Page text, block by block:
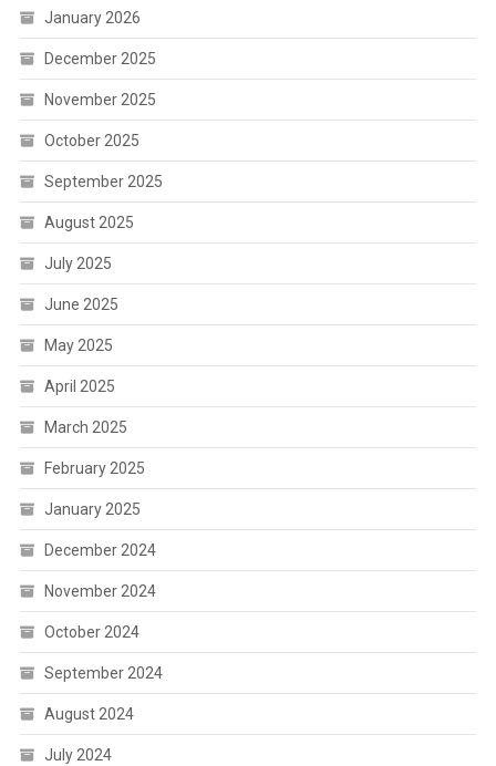
January 2026
December 2025
November 2025
October 2025
September 2025
August 2025
July 2025
June 2025
May 2025
April 2025
March 2025
February 2025
January 2025
December 2024
November 2024
October 2024
September 2024
August 2024
July 2024